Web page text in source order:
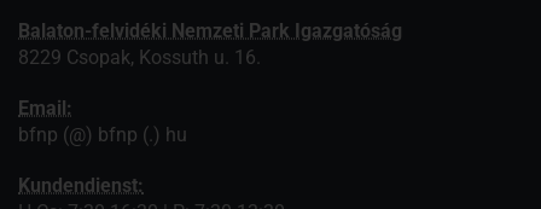
Balaton-felvidéki Nemzeti Park Igazgatóság
8229 Csopak, Kossuth u. 16.
Email:
bfnp (@) bfnp (.) hu
Kundendienst: